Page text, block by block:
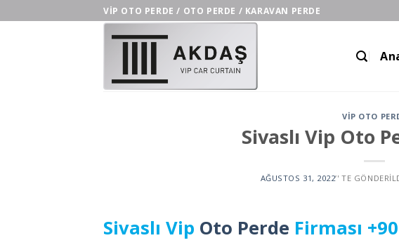
to
VIP OTO PERDE / OTO PERDE / KARAVAN PERDE
VIP OTO
Sivaslı Vip Oto
AĞUSTOS 31, 2022’' TE
Sivaslı Vip Oto Perde Firması